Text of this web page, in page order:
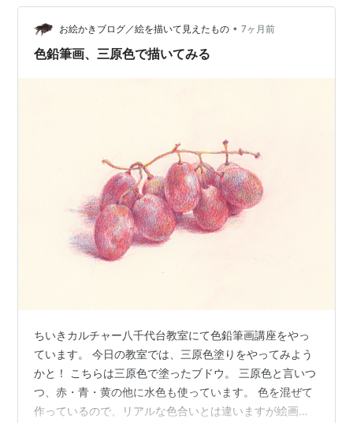
トリーミング再生1億回、MV再生1億回を突破した人気曲
で、英語版『RGB』も公開されています。 この記事で
は、 楽曲の基本情報 制作の裏側やタイアップとの関係 …
お絵かきブログ／絵を描いて見えたもの • 7ヶ月前
色鉛筆画、三原色で描いてみる
ちいきカルチャー八千代台教室にて色鉛筆画講座をやっ
ています。 今日の教室では、三原色塗りをやってみよう
かと！ こちらは三原色で塗ったブドウ。 三原色と言いつ
つ、赤・青・黄の他に水色も使っています。 色を混ぜて
作っているので、リアルな色合いとは違いますが絵画的